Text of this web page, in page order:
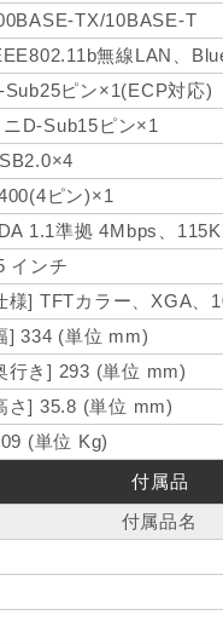
TX/10BASE-T
無線LAN、
Sub25ピン×1(ECP対応)
ニD-Sub15ピン×1
ピン)×1
1.1準拠 4Mbps、
インチ
様] TFTカラー、XGA、
] 334 (単位 mm)
行き] 293 (単位 mm)
さ] 35.8 (単位 mm)
(単位 Kg)
付属品
付属品名